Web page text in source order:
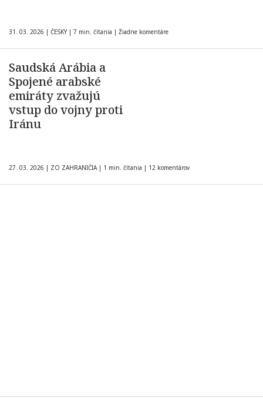
31. 03. 2026 | ČESKY | 7 min. čítania | Žiadne komentáre
Saudská Arábia a
Spojené arabské
emiráty zvažujú
vstup do vojny proti
Iránu
27. 03. 2026 | ZO ZAHRANIČIA | 1 min. čítania | 12 komentárov